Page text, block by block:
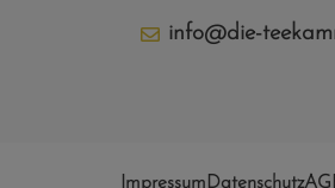
info@die-
Impressum Datenschutz